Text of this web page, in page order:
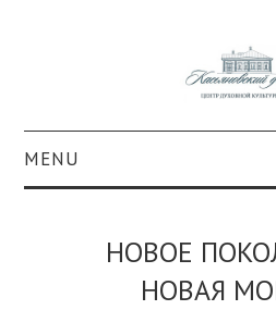
MENU
КОЛЛЕКЦИИ
НОВОЕ
НОВАЯ